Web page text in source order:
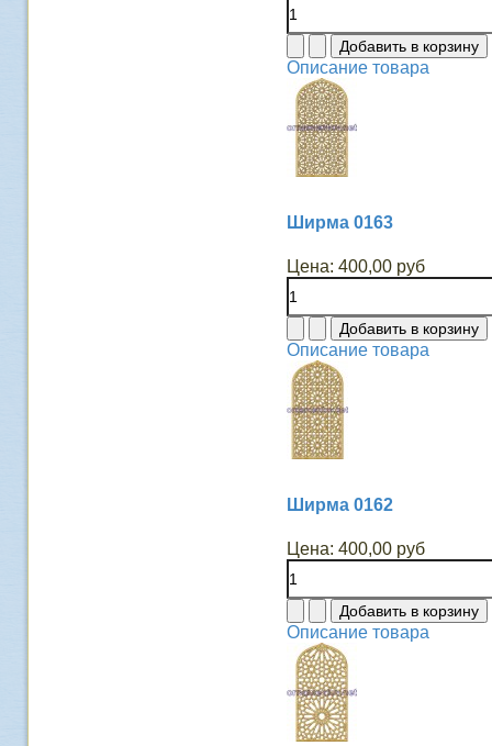
Описание товара
Ширма 0163
Цена: 400,00 руб
Описание товара
Ширма 0162
Цена: 400,00 руб
Описание товара